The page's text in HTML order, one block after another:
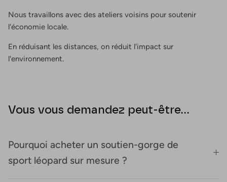
Nous travaillons avec des ateliers voisins pour soutenir
l'économie locale.
En réduisant les distances, on réduit l'impact sur
l'environnement.
Vous vous demandez peut-être...
Pourquoi acheter un soutien-gorge de
sport léopard sur mesure ?